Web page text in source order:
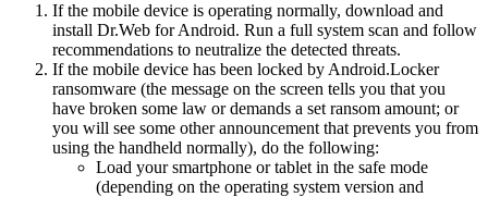
If the mobile device is operating normally, download and
install Dr.Web for Android. Run a full system scan and follow
recommendations to neutralize the detected threats.
If the mobile device has been locked by Android.Locker
ransomware (the message on the screen tells you that you
have broken some law or demands a set ransom amount; or
you will see some other announcement that prevents you from
using the handheld normally), do the following:
Load your smartphone or tablet in the safe mode
(depending on the operating system version and